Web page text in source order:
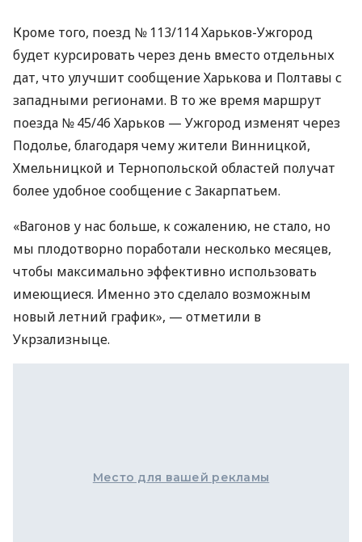
Кроме того, поезд № 113/114 Харьков-Ужгород
будет курсировать через день вместо отдельных
дат, что улучшит сообщение Харькова и Полтавы с
западными регионами. В то же время маршрут
поезда № 45/46 Харьков — Ужгород изменят через
Подолье, благодаря чему жители Винницкой,
Хмельницкой и Тернопольской областей получат
более удобное сообщение с Закарпатьем.
«Вагонов у нас больше, к сожалению, не стало, но
мы плодотворно поработали несколько месяцев,
чтобы максимально эффективно использовать
имеющиеся. Именно это сделало возможным
новый летний график», — отметили в
Укрзализныце.
Место для вашей рекламы